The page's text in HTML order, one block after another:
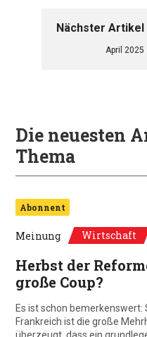
Nächster Artikel
April 2025
Die neuesten
Thema
Abonnent
Meinung Wirtschaft
Herbst der
große Coup?
Es ist schon bemerkenswert:
Frankreich ist die große